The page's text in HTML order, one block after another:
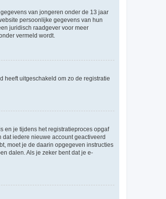
van jongeren onder de 13 jaar
persoonlijke gegevens van hun
juridisch raadgever voor meer
vermeld wordt.
heeft uitgeschakeld om zo de registratie
en je tijdens het registratieproces opgaf
dat iedere nieuwe account geactiveerd
moet je de daarin opgegeven instructies
dalen. Als je zeker bent dat je e-